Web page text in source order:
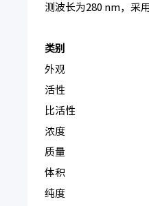
测波长为280 nm，采
类别
外观
活性
比活性
浓度
质量
体积
纯度